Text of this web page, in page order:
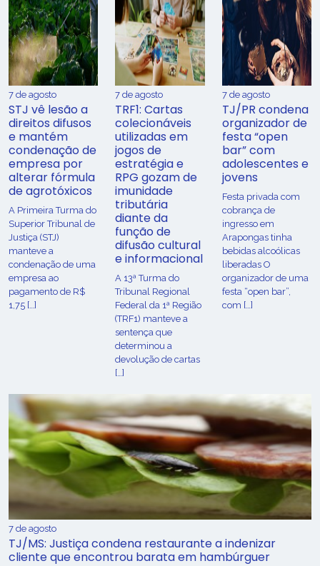
7 de agosto
STJ vê lesão a
direitos difusos
e mantém
condenação de
empresa por
alterar fórmula
de agrotóxicos
​A Primeira Turma do
Superior Tribunal de
Justiça (STJ)
manteve a
condenação de uma
empresa ao
pagamento de R$
1,75 […]
7 de agosto
TRF1: Cartas
colecionáveis
utilizadas em
jogos de
estratégia e
RPG gozam de
imunidade
tributária
diante da
função de
difusão cultural
e informacional
A 13ª Turma do
Tribunal Regional
Federal da 1ª Região
(TRF1) manteve a
sentença que
determinou a
devolução de cartas
[…]
7 de agosto
TJ/PR condena
organizador de
festa “open
bar” com
adolescentes e
jovens
Festa privada com
cobrança de
ingresso em
Arapongas tinha
bebidas alcoólicas
liberadas O
organizador de uma
festa “open bar”,
com […]
7 de agosto
TJ/MS: Justiça condena restaurante a indenizar
cliente que encontrou barata em hambúrguer